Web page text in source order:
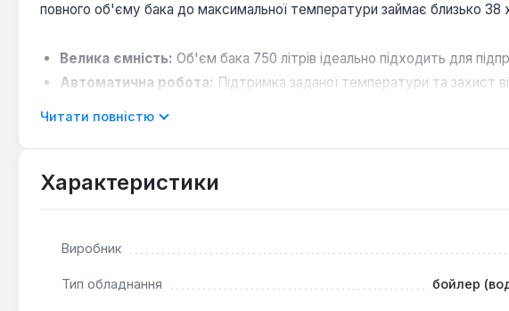
повного об'єму бака до максимальної температури займає близько 38
Велика ємність: Об'єм бака 750 літрів ідеально підходить для
Автоматична робота: Підтримка заданої температури та захист
стабільну роботу.
Читати повністю
Характеристики
Виробник
Тип обладнання бойлер